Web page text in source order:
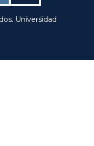
Universidad